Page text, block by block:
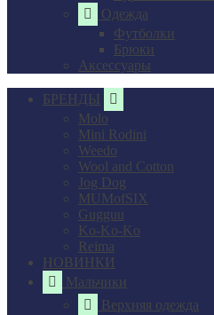
Одежда
Футболки
Брюки
Аксессуары
БРЕНДЫ
Molo
Mini Rodini
Weedo
Wool and Cotton
Jog Dog
MUMofSIX
Gugguu
Ko-Ko-Ko
Reima
НОВИНКИ
Мальчики
Верхняя одежда